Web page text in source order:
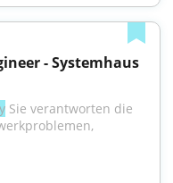
- Systemhaus
Sie verantworten die